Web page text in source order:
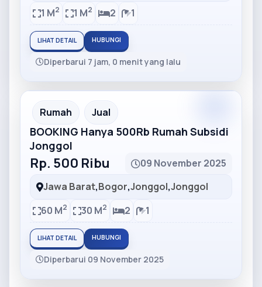
1 M2 1 M2 2 1
LIHAT DETAIL HUBUNGI
Diperbarui 7 jam, 0 menit yang lalu
Partner Ad
Rumah Jual
BOOKING Hanya 500Rb Rumah Subsidi
Jonggol
Rp. 500 Ribu
09 November 2025
Jawa Barat,Bogor,Jonggol,Jonggol
60 M2 30 M2 2 1
LIHAT DETAIL HUBUNGI
Diperbarui 09 November 2025